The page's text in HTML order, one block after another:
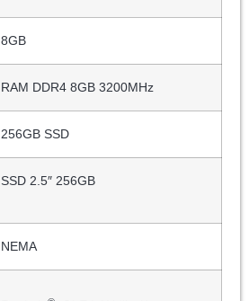
8GB
RAM DDR4 8GB 3200MHz
256GB SSD
SSD 2.5″ 256GB
NEMA